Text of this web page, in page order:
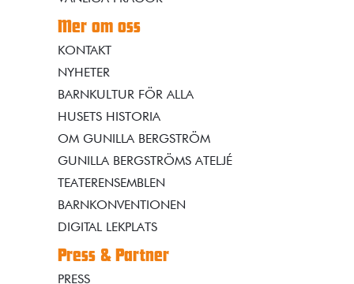
Mer om oss
KONTAKT
NYHETER
BARNKULTUR FÖR ALLA
HUSETS HISTORIA
OM GUNILLA BERGSTRÖM
GUNILLA BERGSTRÖMS ATELJÉ
TEATERENSEMBLEN
BARNKONVENTIONEN
DIGITAL LEKPLATS
Press & Partner
PRESS